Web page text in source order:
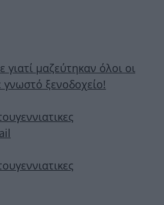
μαζεύτηκαν όλοι οι
γνωστό ξενοδοχείο!